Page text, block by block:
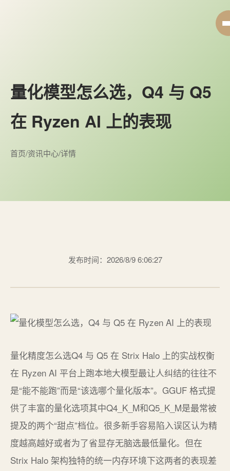
量化模型怎么选，Q4 与 Q5
在 Ryzen AI 上的表现
首页/资讯中心/详情
发布时间：2026/8/9 6:06:27
量化精度怎么选Q4 与 Q5 在 Strix Halo 上的实战权衡
在 Ryzen AI 平台上跑本地大模型最让人纠结的往往不
是“能不能跑”而是“该选哪个量化版本”。GGUF 格式提
供了丰富的量化选项其中Q4_K_M和Q5_K_M是最常被
提及的两个“甜点”档位。很多新手容易陷入误区认为精
度越高越好或者为了省显存无脑选最低量化。但在
Strix Halo 架构独特的统一内存环境下这两者的表现差